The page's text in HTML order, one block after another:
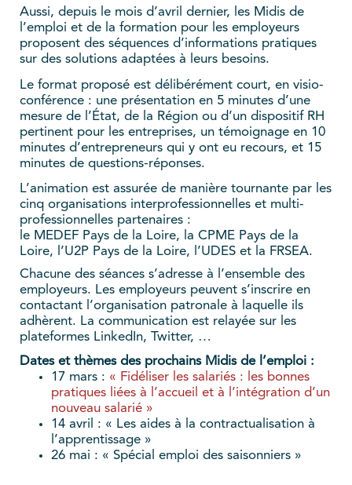
Aussi, depuis le mois d’avril dernier, les Midis de
l’emploi et de la formation pour les employeurs
proposent des séquences d’informations pratiques
sur des solutions adaptées à leurs besoins.
Le format proposé est délibérément court, en visio-
conférence : une présentation en 5 minutes d’une
mesure de l’État, de la Région ou d’un dispositif RH
pertinent pour les entreprises, un témoignage en 10
minutes d’entrepreneurs qui y ont eu recours, et 15
minutes de questions-réponses.
L’animation est assurée de manière tournante par les
cinq organisations interprofessionnelles et multi-
professionnelles partenaires :
le MEDEF Pays de la Loire, la CPME Pays de la
Loire, l’U2P Pays de la Loire, l’UDES et la FRSEA.
Chacune des séances s’adresse à l’ensemble des
employeurs. Les employeurs peuvent s’inscrire en
contactant l’organisation patronale à laquelle ils
adhèrent. La communication est relayée sur les
plateformes LinkedIn, Twitter, …
Dates et thèmes des prochains Midis de l’emploi :
17 mars : « Fidéliser les salariés : les bonnes
pratiques liées à l’accueil et à l’intégration d’un
nouveau salarié »
14 avril : « Les aides à la contractualisation à
l’apprentissage »
26 mai : « Spécial emploi des saisonniers »